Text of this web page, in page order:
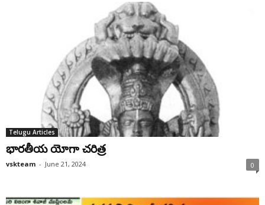
Telugu Articles
భారతీయ యోగా చరిత్ర
vskteam - June 21, 2024 0